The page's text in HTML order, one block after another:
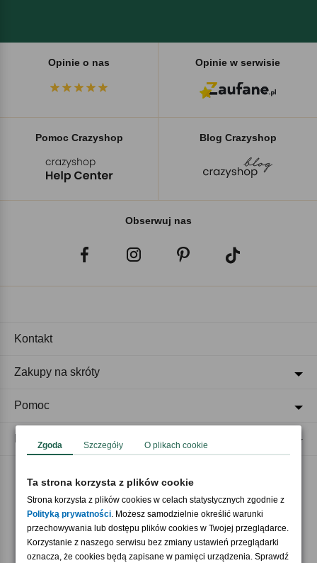
Opinie o nas Opinie w serwisie
Pomoc Crazyshop Blog Crazyshop
Obserwuj nas
Akceptujemy płatności
Kontakt
Zakupy na skróty
Pomoc
Zgoda Szczegóły O plikach cookie
Ta strona korzysta z plików cookie
Strona korzysta z plików cookies w celach statystycznych zgodnie z
Polityką prywatności. Możesz samodzielnie określić warunki
przechowywania lub dostępu plików cookies w Twojej przeglądarce.
Korzystanie z naszego serwisu bez zmiany ustawień przeglądarki
oznacza, że cookies będą zapisane w pamięci urządzenia. Sprawdź